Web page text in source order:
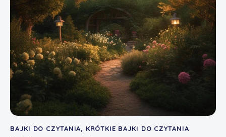
BAJKI DO CZYTANIA, KRÓTKIE BAJKI DO CZYTANIA